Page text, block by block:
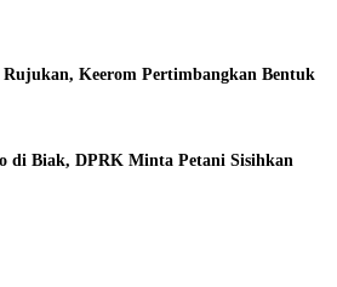
Keerom Pertimbangkan Bentuk
di Biak, DPRK Minta Petani Sisihkan